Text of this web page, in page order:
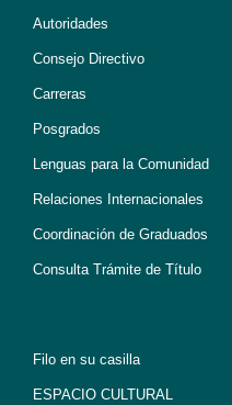
Autoridades
Consejo Directivo
Carreras
Posgrados
Lenguas para la Comunidad
Relaciones Internacionales
Coordinación de Graduados
Consulta Trámite de Título
Filo en su casilla
ESPACIO CULTURAL